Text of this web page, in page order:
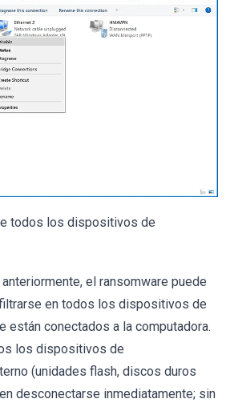
todos los dispositivos de
el ransomware puede
en todos los dispositivos de
están conectados a la computadora.
los dispositivos de
(unidades flash, discos duros
desconectarse inmediatamente; sin